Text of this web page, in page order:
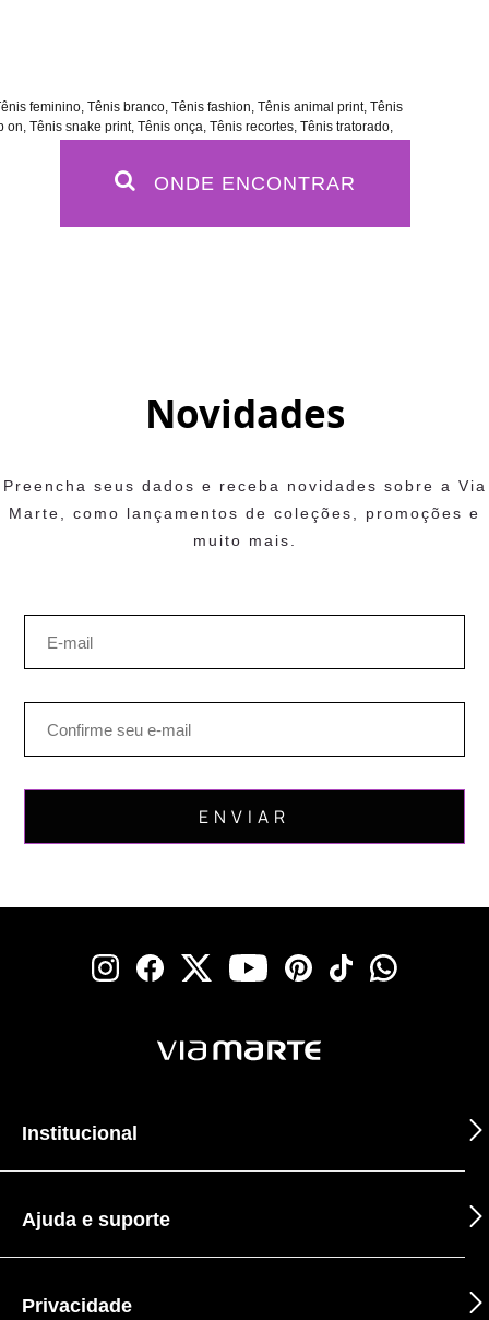
feminino, Tênis branco, Tênis fashion, Tênis animal print, Tênis
on, Tênis snake print, Tênis onça, Tênis recortes, Tênis tratorado,
ONDE ENCONTRAR
Novidades
Preencha seus dados e receba novidades sobre a Via
Marte, como lançamentos de coleções, promoções e
muito mais.
Institucional
Ajuda e suporte
Privacidade